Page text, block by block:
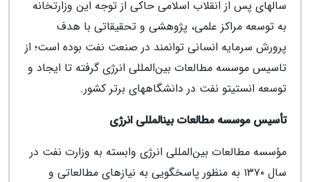
سال‎های پس از انقلاب اسلامی حاکی از توجه این وزارتخانه
به توسعه مراکز علمی، پژوهشی و تحقیقاتی با هدف
پرورش سرمایه انسانی توانمند در صنعت نفت بوده است؛ از
تاسیس موسسه مطالعات بین‌المللی انرژی گرفته تا ایجاد و
توسعه انستیتو نفت در دانشگاه‎های برتر کشور.
تأسیس موسسه مطالعات بین‎المللی انرژی
مؤسسه مطالعات بین‌المللی انرژی وابسته به وزارت نفت در
سال ۱۳۷۰ به منظور پاسخگویی به نیازهای مطالعاتی و